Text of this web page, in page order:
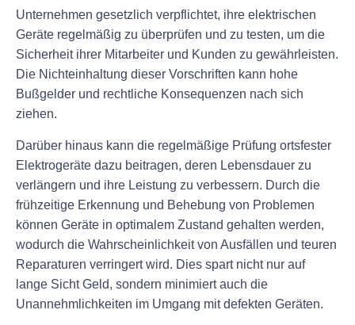
Unternehmen gesetzlich verpflichtet, ihre elektrischen
Geräte regelmäßig zu überprüfen und zu testen, um die
Sicherheit ihrer Mitarbeiter und Kunden zu gewährleisten.
Die Nichteinhaltung dieser Vorschriften kann hohe
Bußgelder und rechtliche Konsequenzen nach sich
ziehen.
Darüber hinaus kann die regelmäßige Prüfung ortsfester
Elektrogeräte dazu beitragen, deren Lebensdauer zu
verlängern und ihre Leistung zu verbessern. Durch die
frühzeitige Erkennung und Behebung von Problemen
können Geräte in optimalem Zustand gehalten werden,
wodurch die Wahrscheinlichkeit von Ausfällen und teuren
Reparaturen verringert wird. Dies spart nicht nur auf
lange Sicht Geld, sondern minimiert auch die
Unannehmlichkeiten im Umgang mit defekten Geräten.